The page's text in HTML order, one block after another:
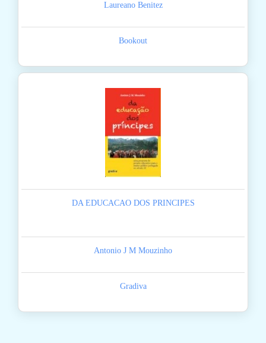
Laureano Benitez
Bookout
DA EDUCACAO DOS PRINCIPES
Antonio J M Mouzinho
Gradiva